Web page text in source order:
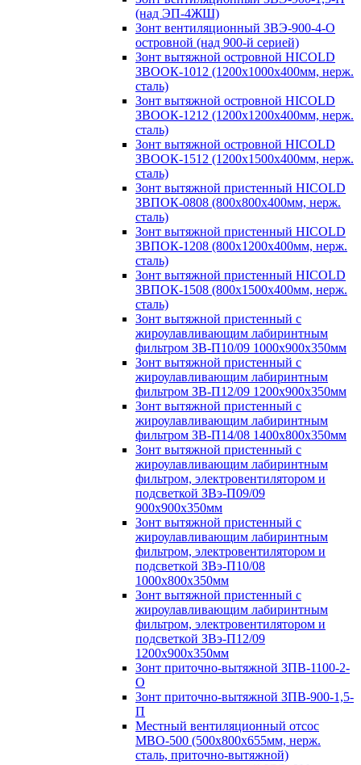
(над ЭП-4ЖШ)
Зонт вентиляционный ЗВЭ-900-4-О
островной (над 900-й серией)
Зонт вытяжной островной HICOLD
ЗВООК-1012 (1200х1000х400мм, нерж.
сталь)
Зонт вытяжной островной HICOLD
ЗВООК-1212 (1200x1200x400мм, нерж.
сталь)
Зонт вытяжной островной HICOLD
ЗВООК-1512 (1200х1500х400мм, нерж.
сталь)
Зонт вытяжной пристенный HICOLD
ЗВПОК-0808 (800х800х400мм, нерж.
сталь)
Зонт вытяжной пристенный HICOLD
ЗВПОК-1208 (800х1200х400мм, нерж.
сталь)
Зонт вытяжной пристенный HICOLD
ЗВПОК-1508 (800х1500х400мм, нерж.
сталь)
Зонт вытяжной пристенный с
жироулавливающим лабиринтным
фильтром ЗВ-П10/09 1000х900х350мм
Зонт вытяжной пристенный с
жироулавливающим лабиринтным
фильтром ЗВ-П12/09 1200х900х350мм
Зонт вытяжной пристенный с
жироулавливающим лабиринтным
фильтром ЗВ-П14/08 1400х800х350мм
Зонт вытяжной пристенный с
жироулавливающим лабиринтным
фильтром, электровентилятором и
подсветкой ЗВэ-П09/09
900х900х350мм
Зонт вытяжной пристенный с
жироулавливающим лабиринтным
фильтром, электровентилятором и
подсветкой ЗВэ-П10/08
1000х800х350мм
Зонт вытяжной пристенный с
жироулавливающим лабиринтным
фильтром, электровентилятором и
подсветкой ЗВэ-П12/09
1200х900х350мм
Зонт приточно-вытяжной ЗПВ-1100-2-
О
Зонт приточно-вытяжной ЗПВ-900-1,5-
П
Местный вентиляционный отсос
МВО-500 (500х800х655мм, нерж.
сталь, приточно-вытяжной)